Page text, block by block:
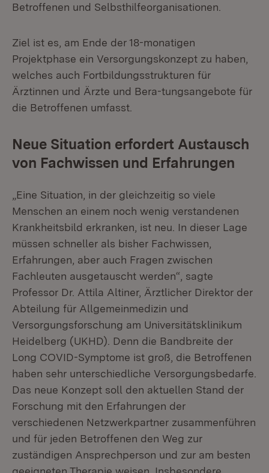
Betroffenen und Selbsthilfeorganisationen.
Ziel ist es, am Ende der 18-monatigen
Projektphase ein Versorgungskonzept zu haben,
welches auch Fortbildungsstrukturen für
Ärztinnen und Ärzte und Bera-tungsangebote für
die Betroffenen umfasst.
Neue Situation erfordert Austausch
von Fachwissen und Erfahrungen
„Eine Situation, in der gleichzeitig so viele
Menschen an einem noch wenig verstandenen
Krankheitsbild erkranken, ist neu. In dieser Lage
müssen schneller als bisher Fachwissen,
Erfahrungen, aber auch Fragen zwischen
Fachleuten ausgetauscht werden“, sagte
Professor Dr. Attila Altiner, Ärztlicher Direktor der
Abteilung für Allgemeinmedizin und
Versorgungsforschung am Universitätsklinikum
Heidelberg (UKHD). Denn die Bandbreite der
Long COVID-Symptome ist groß, die Betroffenen
haben sehr unterschiedliche Versorgungsbedarfe.
Das neue Konzept soll den aktuellen Stand der
Forschung mit den Erfahrungen der
verschiedenen Netzwerkpartner zusammenführen
und für jeden Betroffenen den Weg zur
zuständigen Ansprechperson und zur am besten